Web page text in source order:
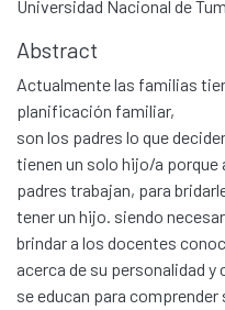
Universidad Nacional de
Abstract
Actualmente las familias
planificación familiar,
son los padres lo que
tienen un solo hijo/a porque
padres trabajan, para
tener un hijo. siendo
brindar a los docentes
acerca de su personalidad y
se educan para